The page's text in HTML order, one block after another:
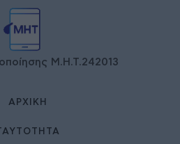
Μ.Η.Τ.242013
ΑΡΧΙΚΉ
ΤΑΥΤΌΤΗΤΑ